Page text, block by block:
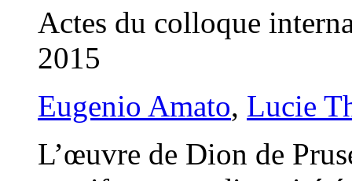
Actes du colloque
2015
Eugenio Amato, Lucie
L’œuvre de Dion de